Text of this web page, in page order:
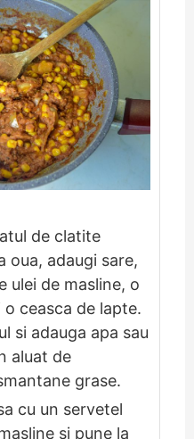
de clatite
oua, adaugi sare,
ulei de masline, o
ceasca de lapte.
si adauga apa sau
aluat de
grase.
cu un servetel
si pune la